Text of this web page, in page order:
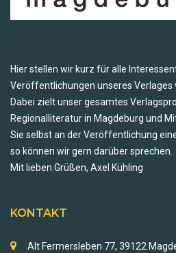
Hier stellen wir kurz für alle
Veröffentlichungen unseres Verlages
Dabei zielt unser gesamtes
Regionalliteratur in Magdeburg und
Sie selbst an der Veröffentlichung
so können wir gern darüber sprechen.
Mit lieben Grüßen, Axel Kühling
KONTAKT
Alt Fermersleben 77, 39122